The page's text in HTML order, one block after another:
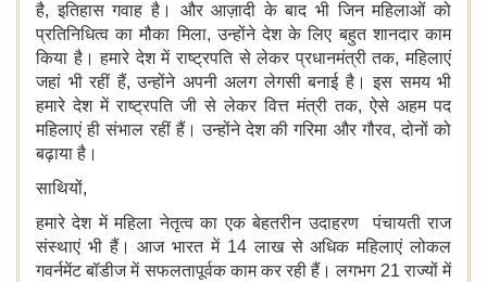
है, इतिहास गवाह है। और आज़ादी के बाद भी जिन महिलाओं को
प्रतिनिधित्व का मौका मिला, उन्होंने देश के लिए बहुत शानदार काम
किया है। हमारे देश में राष्ट्रपति से लेकर प्रधानमंत्री तक, महिलाएं
जहां भी रहीं हैं, उन्होंने अपनी अलग लेगसी बनाई है। इस समय भी
हमारे देश में राष्ट्रपति जी से लेकर वित्त मंत्री तक, ऐसे अहम पद
महिलाएं ही संभाल रहीं हैं। उन्होंने देश की गरिमा और गौरव, दोनों को
बढ़ाया है।
साथियों,
हमारे देश में महिला नेतृत्व का एक बेहतरीन उदाहरण पंचायती राज
संस्थाएं भी हैं। आज भारत में 14 लाख से अधिक महिलाएं लोकल
गवर्नमेंट बॉडीज में सफलतापूर्वक काम कर रही हैं। लगभग 21 राज्यों में